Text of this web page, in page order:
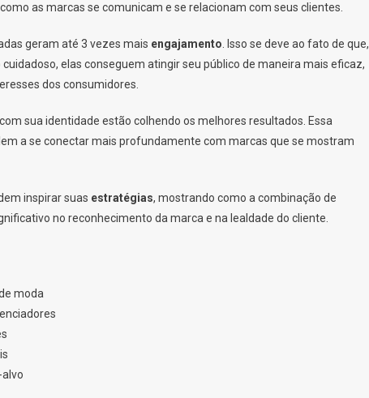
as marcas se comunicam e se relacionam com seus clientes.
geram até 3 vezes mais engajamento. Isso se deve ao fato de que,
elas conseguem atingir seu público de maneira mais eficaz,
dos consumidores.
sua identidade estão colhendo os melhores resultados. Essa
a se conectar mais profundamente com marcas que se mostram
inspirar suas estratégias, mostrando como a combinação de
no reconhecimento da marca e na lealdade do cliente.
moda